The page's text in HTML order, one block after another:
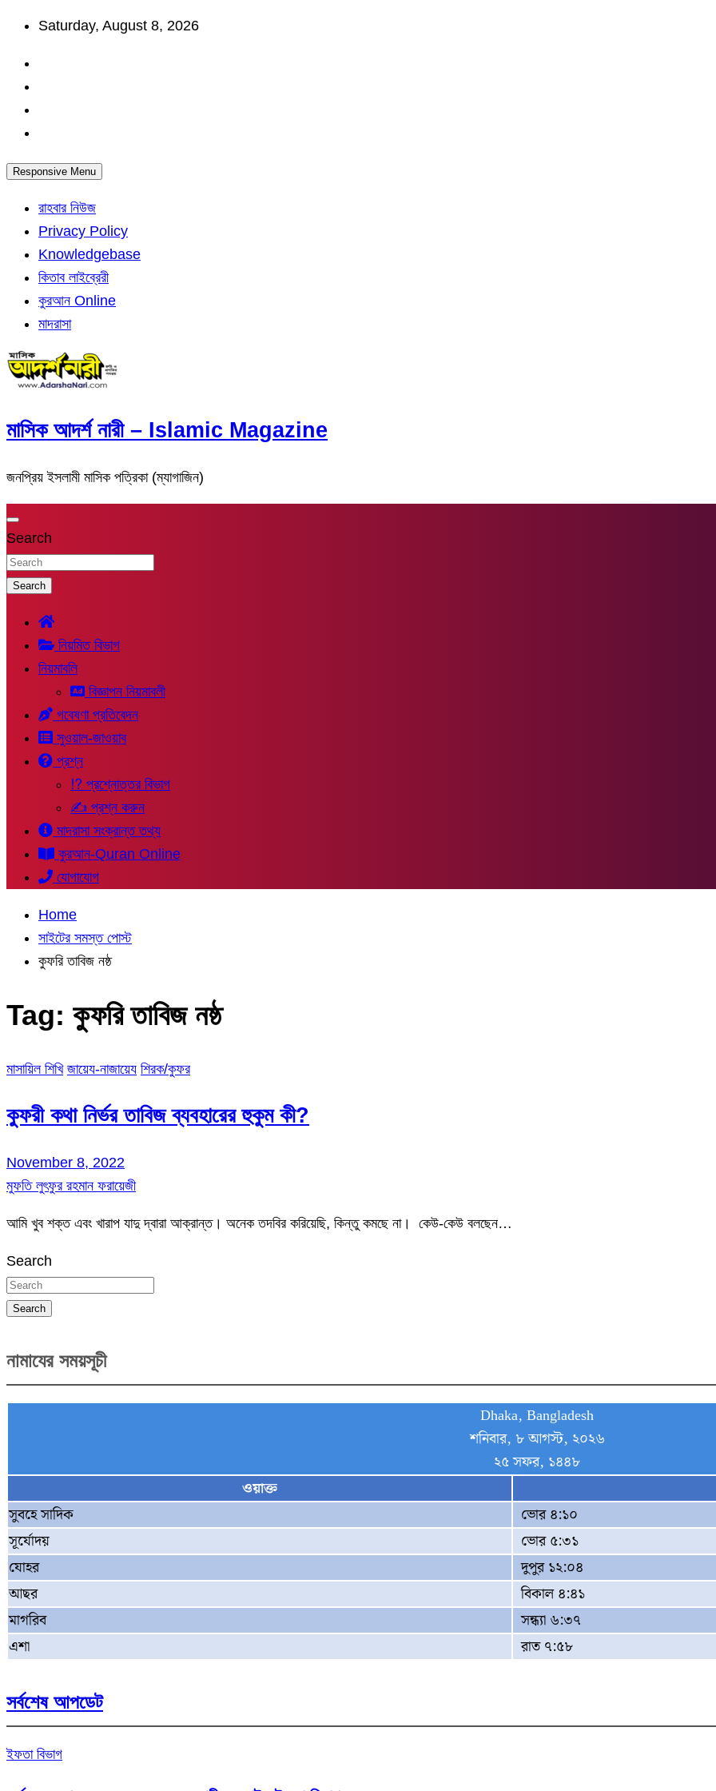
Skip
content
Saturday, August 8, 2026
Responsive Menu
রাহবার নিউজ
Privacy Policy
Knowledgebase
কিতাব লাইব্রেরী
কুরআন Online
মাদরাসা
মাসিক আদর্শ নারী – Islamic Magazine
জনপ্রিয় ইসলামী মাসিক পত্রিকা (ম্যাগাজিন)
Search
Search
নিয়মিত বিভাগ
নিয়মাবলি
বিজ্ঞাপন নিয়মাবলী
গবেষণা প্রতিবেদন
সুওয়াল-জাওয়াব
প্রশ্ন
⁉ প্রশ্নোত্তর বিভাগ
✍ প্রশ্ন করুন
মাদরাসা সংক্রান্ত তথ্য
কুরআন-Quran Online
যোগাযোগ
Home
সাইটের সমস্ত পোস্ট
কুফরি তাবিজ নষ্ঠ
Tag: কুফরি তাবিজ নষ্ঠ
মাসায়িল শিখি জায়েয-নাজায়েয শিরক/কুফর
কুফরী কথা নির্ভর তাবিজ ব্যবহারের হুকুম কী?
November 8, 2022
মুফতি লুৎফুর রহমান ফরায়েজী
আমি খুব শক্ত এবং খারাপ যাদু দ্বারা আক্রান্ত। অনেক তদবির করিয়েছি, কিন্তু কমছে না। কেউ-কেউ বলছেন…
Search
Search
নামাযের সময়সূচী
Dhaka, Bangladesh
শনিবার, ৮ আগস্ট, ২০২৬
২৫ সফর, ১৪৪৮
ওয়াক্ত
সুবহে সাদিক
ভোর ৪:১০
সূর্যোদয়
ভোর ৫:৩১
যোহর
দুপুর ১২:০৪
আছর
বিকাল ৪:৪১
মাগরিব
সন্ধ্যা ৬:৩৭
এশা
রাত ৭:৫৮
সর্বশেষ আপডেট
ইফতা বিভাগ